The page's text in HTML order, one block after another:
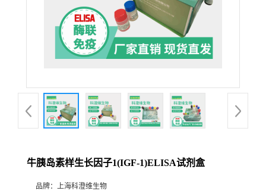
牛胰岛素样生长因子1(IGF-1)ELISA试剂盒
品牌：
上海科澄维生物